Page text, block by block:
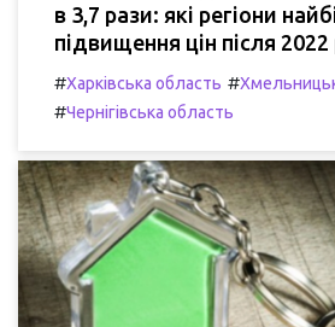
в 3,7 рази: які регіони
підвищення цін після
#Харківська область #
#Чернігівська область